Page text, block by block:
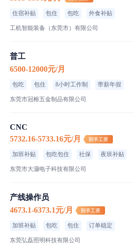
住宿补贴 包住 包吃 外食补贴
工机智能装备（东莞市）有限公司
普工
6500-12000元/月
包吃 包住 8小时工作制 带薪年假
东莞市冠榕五金制品有限公司
CNC
5732.16-5733.16元/月
加班补贴 包吃包住 社保 夜班补贴
东莞市大灏电子科技有限公司
产线操作员
4673.1-6373.1元/月
加班补贴 包吃 包住 订单稳定
东莞弘磊照明科技有限公司